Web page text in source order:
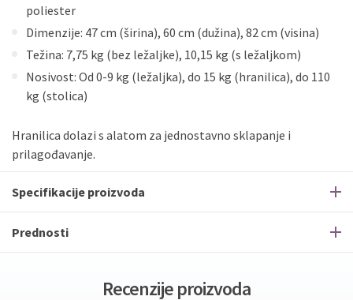
poliester
Dimenzije: 47 cm (širina), 60 cm (dužina), 82 cm (visina)
Težina: 7,75 kg (bez ležaljke), 10,15 kg (s ležaljkom)
Nosivost: Od 0-9 kg (ležaljka), do 15 kg (hranilica), do 110
kg (stolica)
Hranilica dolazi s alatom za jednostavno sklapanje i
prilagođavanje.
Specifikacije proizvoda
Prednosti
Recenzije proizvoda